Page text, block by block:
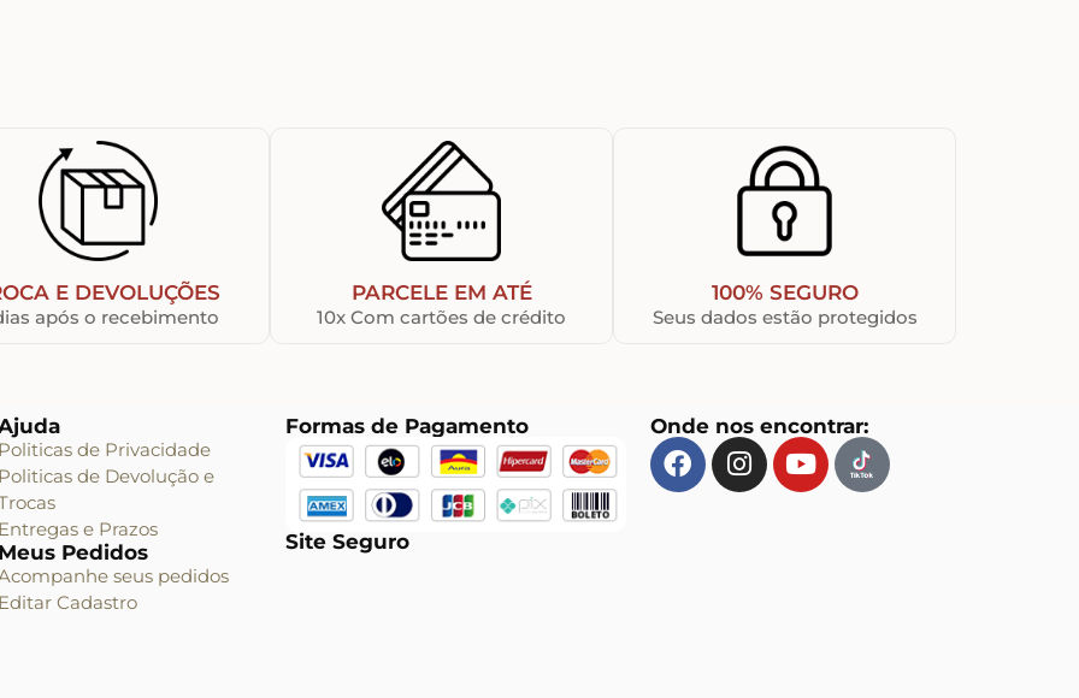
E DEVOLUÇÕES
após o recebimento
PARCELE EM ATÉ
10x Com cartões de crédito
100% SEGURO
Seus dados estão protegidos
de Privacidade
de Devolução e
e Prazos
Pedidos
seus pedidos
Cadastro
Formas de Pagamento
Site Seguro
Onde nos encontrar: